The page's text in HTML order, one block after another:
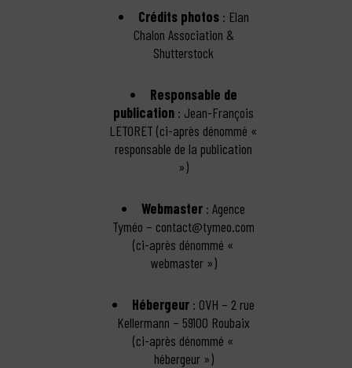
Crédits photos: Elan
Chalon Association &
Shutterstock
Responsable de
publication : Jean-François
LETORET (ci-après dénommé «
responsable de la publication
»)
Webmaster : Agence
Tyméo – contact@tymeo.com
(ci-après dénommé «
webmaster »)
Hébergeur : OVH – 2 rue
Kellermann – 59100 Roubaix
(ci-après dénommé «
hébergeur »)